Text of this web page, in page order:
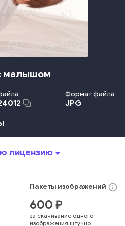
малышом
Формат файла
JPG
Изолированный
Защита
Держать
Масштаб Обнимать
Длина Мальчики
лицензиюarrow_drop_down
Пакеты изображений info_outline
600 ₽
за скачивание одного
изображения штучно